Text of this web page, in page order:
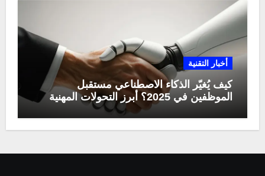
أخبار التقنية
كيف يُغيّر الذكاء الاصطناعي مستقبل
الموظفين في 2025؟ أبرز التحولات المهنية